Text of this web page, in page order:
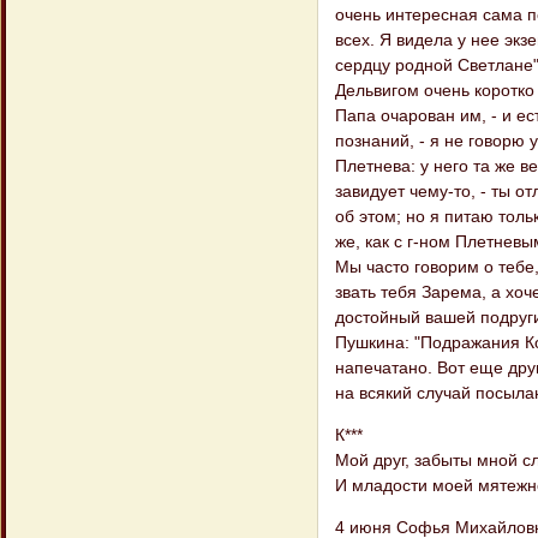
очень интересная сама
всех. Я видела у нее
сердцу родной
Дельвигом очень
Папа очарован им, - и
познаний, - я не говорю
Плетнева: у него та же
завидует чему-то, - ты
об этом; но я питаю
же, как с г-ном
Мы часто говорим о
звать тебя Зарема, а
достойный вашей
Пушкина: "Подражания
напечатано. Вот еще
на всякий случай
К***
Мой друг, забыты мной
И младости моей
4 июня Софья